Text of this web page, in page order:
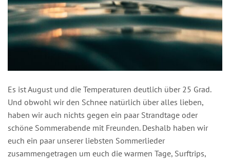
Es ist August und die Temperaturen deutlich über 25 Grad.
Und obwohl wir den Schnee natürlich über alles lieben,
haben wir auch nichts gegen ein paar Strandtage oder
schöne Sommerabende mit Freunden. Deshalb haben wir
euch ein paar unserer liebsten Sommerlieder
zusammengetragen um euch die warmen Tage, Surftrips,